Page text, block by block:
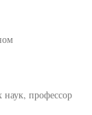
наук, профессор